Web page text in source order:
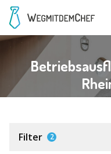
Filter 2